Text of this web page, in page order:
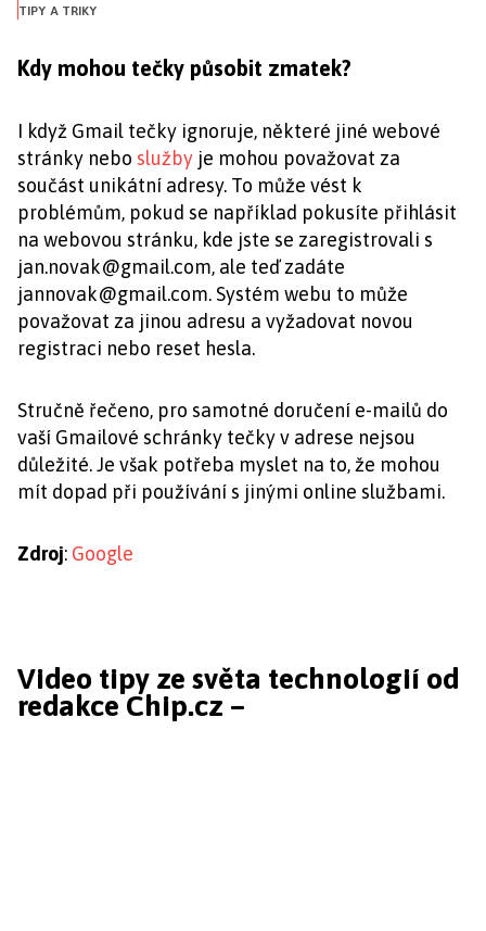
TIPY A TRIKY
Kdy mohou tečky působit zmatek?
I když Gmail tečky ignoruje, některé jiné webové
stránky nebo služby je mohou považovat za
součást unikátní adresy. To může vést k
problémům, pokud se například pokusíte přihlásit
na webovou stránku, kde jste se zaregistrovali s
jan.novak@gmail.com, ale teď zadáte
jannovak@gmail.com. Systém webu to může
považovat za jinou adresu a vyžadovat novou
registraci nebo reset hesla.
Stručně řečeno, pro samotné doručení e-mailů do
vaší Gmailové schránky tečky v adrese nejsou
důležité. Je však potřeba myslet na to, že mohou
mít dopad při používání s jinými online službami.
Zdroj: Google
Video tipy ze světa technologií od
redakce Chip.cz –